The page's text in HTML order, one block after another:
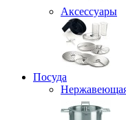
Аксессуары
Посуда